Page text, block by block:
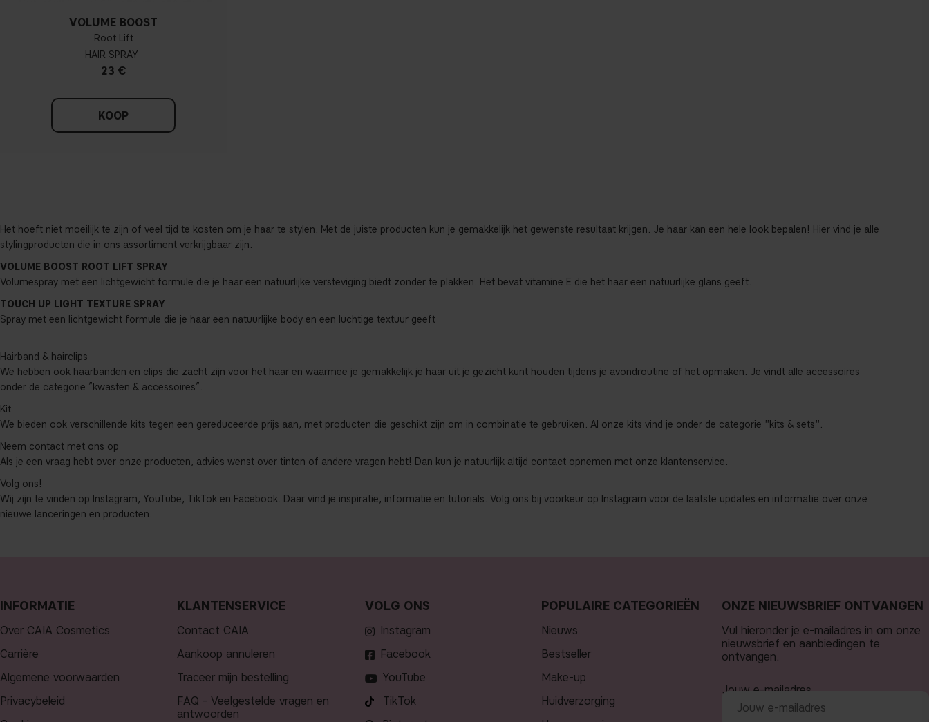
VOLUME BOOST
Root Lift
HAIR SPRAY
23 €
KOOP
Het hoeft niet moeilijk te zijn of veel tijd te kosten om je haar te stylen. Met de juiste producten kun je gemakkelijk het gewenste resultaat krijgen. Je haar kan een hele look bepalen! Hier vind je alle
stylingproducten die in ons assortiment verkrijgbaar zijn.
VOLUME BOOST ROOT LIFT SPRAY
Volumespray met een lichtgewicht formule die je haar een natuurlijke versteviging biedt zonder te plakken. Het bevat vitamine E die het haar een natuurlijke glans geeft.
TOUCH UP LIGHT TEXTURE SPRAY
Spray met een lichtgewicht formule die je haar een natuurlijke body en een luchtige textuur geeft
Hairband & hairclips
We hebben ook haarbanden en clips die zacht zijn voor het haar en waarmee je gemakkelijk je haar uit je gezicht kunt houden tijdens je avondroutine of het opmaken. Je vindt alle accessoires
onder de categorie ”kwasten & accessoires”.
Kit
We bieden ook verschillende kits tegen een gereduceerde prijs aan, met producten die geschikt zijn om in combinatie te gebruiken. Al onze kits vind je onder de categorie "kits & sets".
Neem contact met ons op
Als je een vraag hebt over onze producten, advies wenst over tinten of andere vragen hebt! Dan kun je natuurlijk altijd contact opnemen met onze klantenservice.
Volg ons!
Wij zijn te vinden op Instagram, YouTube, TikTok en Facebook. Daar vind je inspiratie, informatie en tutorials. Volg ons bij voorkeur op Instagram voor de laatste updates en informatie over onze
nieuwe lanceringen en producten.
INFORMATIE
Over CAIA Cosmetics
Carrière
Algemene voorwaarden
Privacybeleid
KLANTENSERVICE
Contact CAIA
Aankoop annuleren
Traceer mijn bestelling
FAQ - Veelgestelde vragen en
antwoorden
VOLG ONS
Instagram
Facebook
YouTube
TikTok
POPULAIRE CATEGORIEËN
nieuws
bestseller
make-up
huidverzorging
ONZE NIEUWSBRIEF ONTVANGEN
Vul hieronder je e-mailadres in om onze
nieuwsbrief en aanbiedingen te
ontvangen.
Jouw e-mailadres